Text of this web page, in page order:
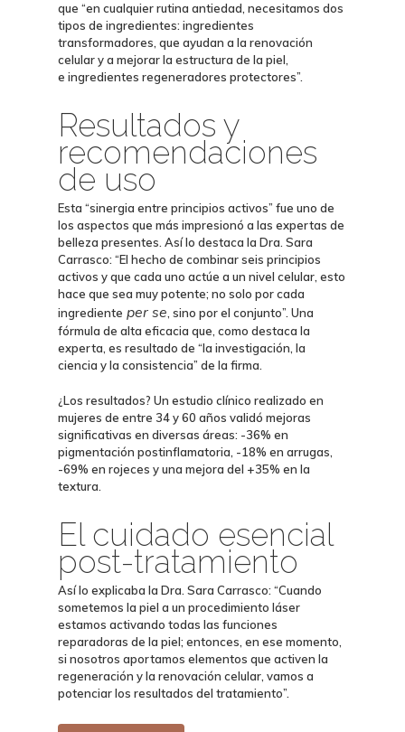
que “en cualquier rutina antiedad , necesitamos dos
tipos de ingredientes: ingredientes
transformadores, que ayudan a la renovación
celular y a mejorar la estructura de la piel,
eingredientes regeneradores protectores”.
Resultados y
recomendaciones
de uso
Esta “sinergia entre principios activos” fue uno de
los aspectos que más impresionó a las expertas de
belleza presentes. Así lo destaca la Dra. Sara
Carrasco: “El hecho de combinar seis principios
activos y que cada uno actúe a un nivel celular, esto
hace que sea muy potente; no solo por cada
ingrediente per se , sino por el conjunto”. Una
fórmula de alta eficacia que, como destaca la
experta, es resultado de “la investigación, la
ciencia y la consistencia” de la firma.
¿Los resultados? Un estudio clínico realizado en
mujeres de entre 34 y 60 años validó mejoras
significativas en diversas áreas: -36% en
pigmentación postinflamatoria, -18% en arrugas,
-69% en rojeces y una mejora del +35% en la
textura.
El cuidado esencial
post-tratamiento
Así lo explicaba la Dra. Sara Carrasco: “Cuando
sometemos la piel a un procedimiento láser
estamos activando todas las funciones
reparadoras de la piel; entonces, en ese momento,
si nosotros aportamos elementos que activen la
regeneración y la renovación celular, vamos a
potenciar los resultados del tratamiento”.
DERMATOLOGÍA CLÍNICA
DERMATOLOGÍA ESTÉTICA
COSMÉTICA MÉDICA
PRIMERA VISITA
NOSOTROS